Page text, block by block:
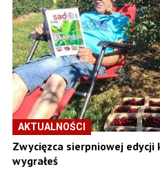
AKTUALNOŚCI
Zwycięzca sierpniowej edycji
wygrałeś